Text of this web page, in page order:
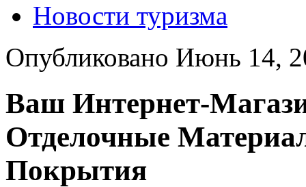
Новости туризма
Опубликовано Июнь 14,
Ваш Интернет-
Отделочные
Покрытия